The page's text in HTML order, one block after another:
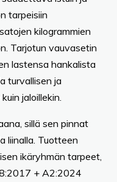
tarpeisiin
kilogrammien
Tarjotun vauvasetin
lastensa hankalista
turvallisen ja
jaloillekin.
sillä sen pinnat
liinalla. Tuotteen
ikäryhmän tarpeet,
+ A2:2024